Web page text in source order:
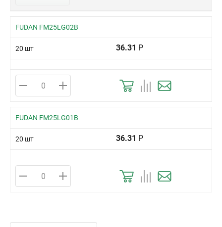
FUDAN FM25LG02B
20 шт 36.31 Р
FUDAN FM25LG01B
20 шт 36.31 Р